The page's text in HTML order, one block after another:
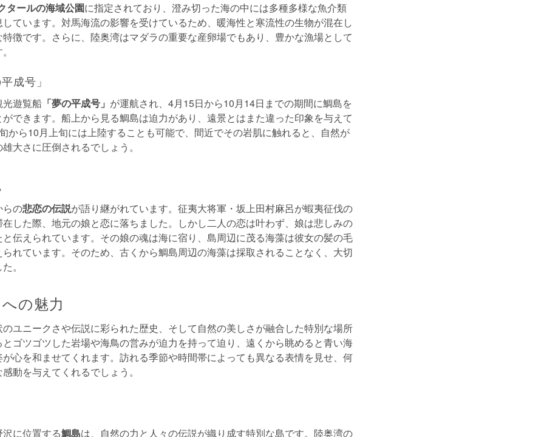
タールの海域公園に指定されており、澄み切った海の中には多種多様な魚介類
ています。対馬海流の影響を受けているため、暖海性と寒流性の生物が混在し
徴です。さらに、陸奥湾はマダラの重要な産卵場でもあり、豊かな漁場として
成号」
光遊覧船 「夢の平成号」 が運航され、4月15日から10月14日までの期間に鯛島を
できます。船上から見る鯛島は迫力があり、遠景とはまた違った印象を与えて
から10月上旬には上陸することも可能で、間近でその岩肌に触れると、自然が
大さに圧倒されるでしょう。
らの悲恋の伝説が語り継がれています。征夷大将軍・坂上田村麻呂が蝦夷征伐の
した際、地元の娘と恋に落ちました。しかし二人の恋は叶わず、娘は悲しみの
伝えられています。その娘の魂は海に宿り、島周辺に茂る海藻は彼女の髪の毛
れています。そのため、古くから鯛島周辺の海藻は採取されることなく、大切
。
の魅力
ユニークさや伝説に彩られた歴史、そして自然の美しさが融合した特別な場所
ゴツゴツした岩場や海鳥の営みが迫力を持って迫り、遠くから眺めると青い海
心を和ませてくれます。訪れる季節や時間帯によっても異なる表情を見せ、何
動を与えてくれるでしょう。
に位置する鯛島は、自然の力と人々の伝説が織り成す特別な島です。陸奥湾の